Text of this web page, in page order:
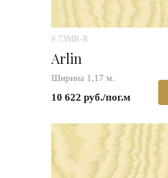
# 73MR-R
Arlin
Ширина 1,17 м.
10 622 руб./пог.м